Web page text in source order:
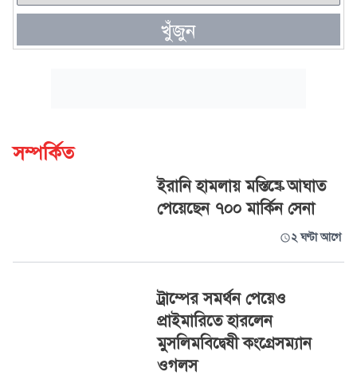
খুঁজুন
সম্পর্কিত
ইরানি হামলায় মস্তিষ্কে আঘাত
পেয়েছেন ৭০০ মার্কিন সেনা
২ ঘণ্টা আগে
ট্রাম্পের সমর্থন পেয়েও
প্রাইমারিতে হারলেন
মুসলিমবিদ্বেষী কংগ্রেসম্যান
ওগলস